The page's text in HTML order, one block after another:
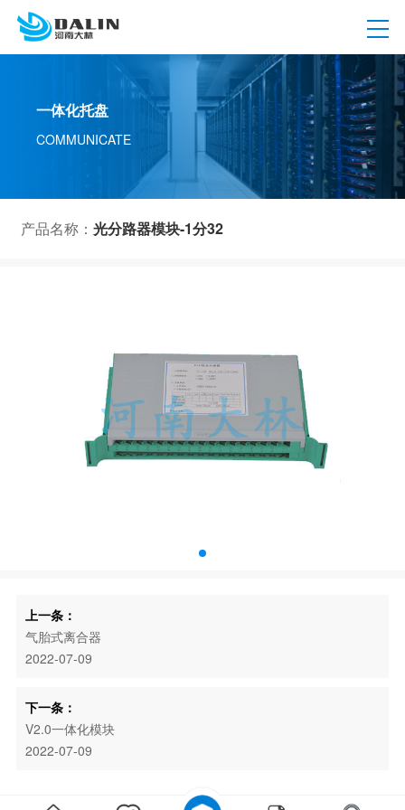
一体化托盘
COMMUNICATE
产品名称： 光分路器模块-1分32
上一条：
气胎式离合器
2022-07-09
下一条：
V2.0一体化模块
2022-07-09